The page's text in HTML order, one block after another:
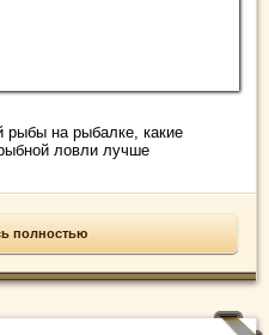
на рыбалке, какие
ловли лучше
полностью